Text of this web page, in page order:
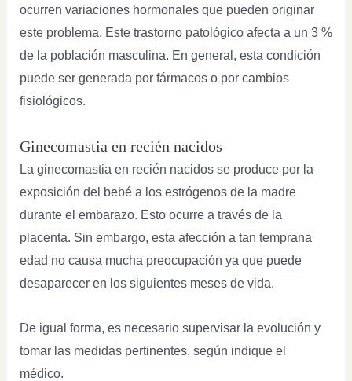
ocurren variaciones hormonales que pueden originar
este problema. Este trastorno patológico afecta a un 3 %
de la población masculina. En general, esta condición
puede ser generada por fármacos o por cambios
fisiológicos.
Ginecomastia en recién nacidos
La ginecomastia en recién nacidos se produce por la
exposición del bebé a los estrógenos de la madre
durante el embarazo. Esto ocurre a través de la
placenta. Sin embargo, esta afección a tan temprana
edad no causa mucha preocupación ya que puede
desaparecer en los siguientes meses de vida.
De igual forma, es necesario supervisar la evolución y
tomar las medidas pertinentes, según indique el
médico.